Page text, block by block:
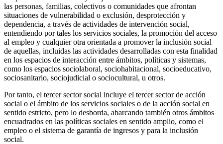
las personas, familias, colectivos o comunidades que afrontan
situaciones de vulnerabilidad o exclusión, desprotección y
dependencia, a través de actividades de intervención social,
entendiendo por tales los servicios sociales, la promoción del acceso
al empleo y cualquier otra orientada a promover la inclusión social
de aquellas, incluidas las actividades desarrolladas con esta finalidad
en los espacios de interacción entre ámbitos, políticas y sistemas,
como los espacios sociolaboral, sociohabitacional, socioeducativo,
sociosanitario, sociojudicial o sociocultural, u otros.
Por tanto, el tercer sector social incluye el tercer sector de acción
social o el ámbito de los servicios sociales o de la acción social en
sentido estricto, pero lo desborda, abarcando también otros ámbitos
encuadrados en las políticas sociales en sentido amplio, como el
empleo o el sistema de garantía de ingresos y para la inclusión
social.